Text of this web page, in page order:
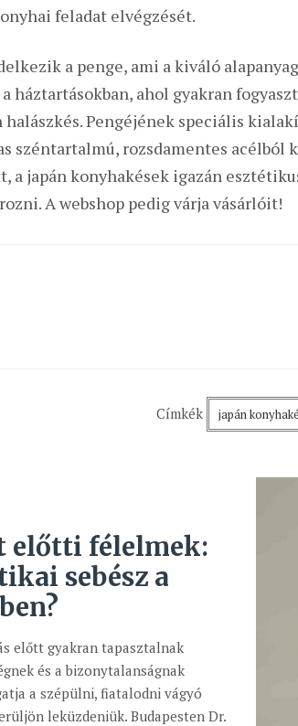
feladat elvégzését.
a penge, ami a kiváló
háztartásokban, ahol gyakran
Pengéjének speciális
széntartalmú, rozsdamentes acélból
japán konyhakések igazán
A webshop pedig várja vásárlóit!
Címkék japán
előtti félelmek:
sebész a
előtt gyakran tapasztalnak
és a bizonytalanságnak
a szépülni, fiatalodni vágyó
leküzdeniük. Budapesten Dr.